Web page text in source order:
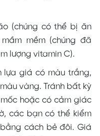
(chúng có thể bị ăn
mềm (chúng đã
lượng vitamin C).
lựa giá có màu trắng,
vàng. Tránh bất kỳ
hoặc có cảm giác
các bạn có thể kiểm
cách bẻ đôi. Giá